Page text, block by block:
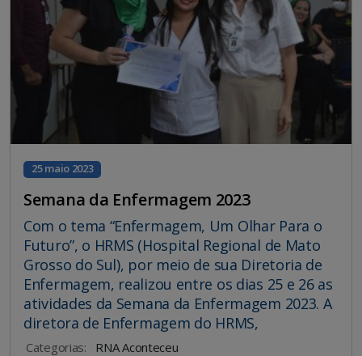
25 maio 2023
Semana da Enfermagem 2023
Com o tema “Enfermagem, Um Olhar Para o
Futuro”, o HRMS (Hospital Regional de Mato
Grosso do Sul), por meio de sua Diretoria de
Enfermagem, realizou entre os dias 25 e 26 as
atividades da Semana da Enfermagem 2023. A
diretora de Enfermagem do HRMS,
Categorias: RNA Aconteceu